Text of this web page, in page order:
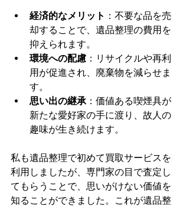
経済的なメリット ：不要な品を売
却することで、遺品整理の費用を
抑えられます。
環境への配慮 ：リサイクルや再利
用が促進され、廃棄物を減らせま
す。
思い出の継承 ：価値ある喫煙具が
新たな愛好家の手に渡り、故人の
趣味が生き続けます。
私も遺品整理で初めて買取サービスを
利用しましたが、専門家の目で査定し
てもらうことで、思いがけない価値を
知ることができました。これが遺品整